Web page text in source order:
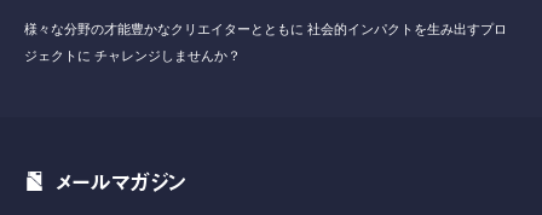
様々な分野の才能豊かなクリエイターとともに 社会的インパクトを生み出すプロ
ジェクトに チャレンジしませんか？
メールマガジン